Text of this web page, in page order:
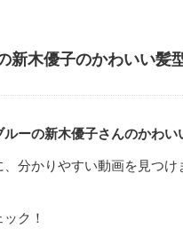
新木優子のかわいい髪
ルーの新木優子さんのかわい
分かりやすい動画を見つけ
ク！